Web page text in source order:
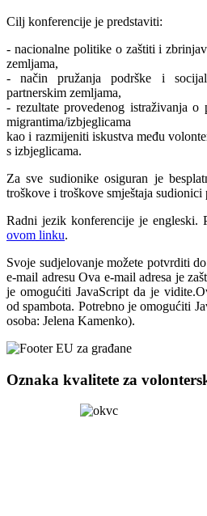
Cilj konferencije je predstaviti:
- nacionalne politike o zaštiti i
zemljama,
- način pružanja podrške i
partnerskim zemljama,
- rezultate provedenog istraživanja o
migrantima/izbjeglicama
kao i razmijeniti iskustva među
s izbjeglicama.
Za sve sudionike osiguran je
troškove i troškove smještaja sudionici
Radni jezik konferencije je engleski.
ovom linku.
Svoje sudjelovanje možete potvrditi
e-mail adresuOva e-mail adresa je
je omogućiti JavaScript da je vidite.
od spambota. Potrebno je omogućiti
osoba: Jelena Kamenko).
Oznaka kvalitete za